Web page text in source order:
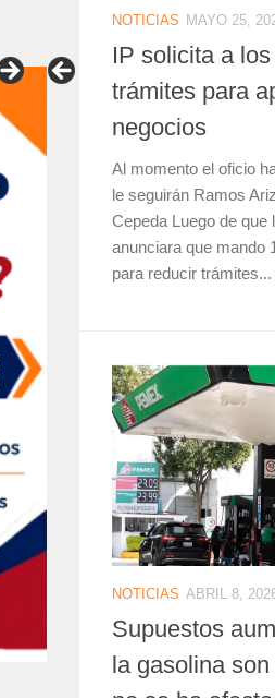
NOTICIAS MAYO 25,
IP solicita a
trámites para
negocios
Al momento el oficio
le seguirán Ramos
Cepeda Luego de
anunciara que mando
para reducir trámites...
NOTICIAS ABRIL 8,
Supuestos
la gasolina